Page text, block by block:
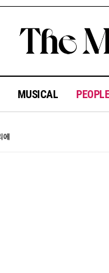
MUSICAL PEOPLE